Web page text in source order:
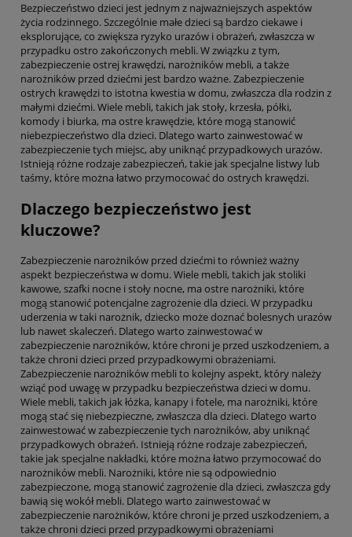
Bezpieczeństwo dzieci jest jednym z najważniejszych aspektów
życia rodzinnego. Szczególnie małe dzieci są bardzo ciekawe i
eksplorujące, co zwiększa ryzyko urazów i obrażeń, zwłaszcza w
przypadku ostro zakończonych mebli. W związku z tym,
zabezpieczenie ostrej krawędzi, narożników mebli, a także
narożników przed dziećmi jest bardzo ważne. Zabezpieczenie
ostrych krawędzi to istotna kwestia w domu, zwłaszcza dla rodzin z
małymi dziećmi. Wiele mebli, takich jak stoły, krzesła, półki,
komody i biurka, ma ostre krawędzie, które mogą stanowić
niebezpieczeństwo dla dzieci. Dlatego warto zainwestować w
zabezpieczenie tych miejsc, aby uniknąć przypadkowych urazów.
Istnieją różne rodzaje zabezpieczeń, takie jak specjalne listwy lub
taśmy, które można łatwo przymocować do ostrych krawędzi.
Dlaczego bezpieczeństwo jest
kluczowe?
Zabezpieczenie narożników przed dziećmi to również ważny
aspekt bezpieczeństwa w domu. Wiele mebli, takich jak stoliki
kawowe, szafki nocne i stoły nocne, ma ostre narożniki, które
mogą stanowić potencjalne zagrożenie dla dzieci. W przypadku
uderzenia w taki narożnik, dziecko może doznać bolesnych urazów
lub nawet skaleczeń. Dlatego warto zainwestować w
zabezpieczenie narożników, które chroni je przed uszkodzeniem, a
także chroni dzieci przed przypadkowymi obrażeniami.
Zabezpieczenie narożników mebli to kolejny aspekt, który należy
wziąć pod uwagę w przypadku bezpieczeństwa dzieci w domu.
Wiele mebli, takich jak łóżka, kanapy i fotele, ma narożniki, które
mogą stać się niebezpieczne, zwłaszcza dla dzieci. Dlatego warto
zainwestować w zabezpieczenie tych narożników, aby uniknąć
przypadkowych obrażeń. Istnieją różne rodzaje zabezpieczeń,
takie jak specjalne nakładki, które można łatwo przymocować do
narożników mebli. Narożniki, które nie są odpowiednio
zabezpieczone, mogą stanowić zagrożenie dla dzieci, zwłaszcza gdy
bawią się wokół mebli. Dlatego warto zainwestować w
zabezpieczenie narożników, które chroni je przed uszkodzeniem, a
także chroni dzieci przed przypadkowymi obrażeniami